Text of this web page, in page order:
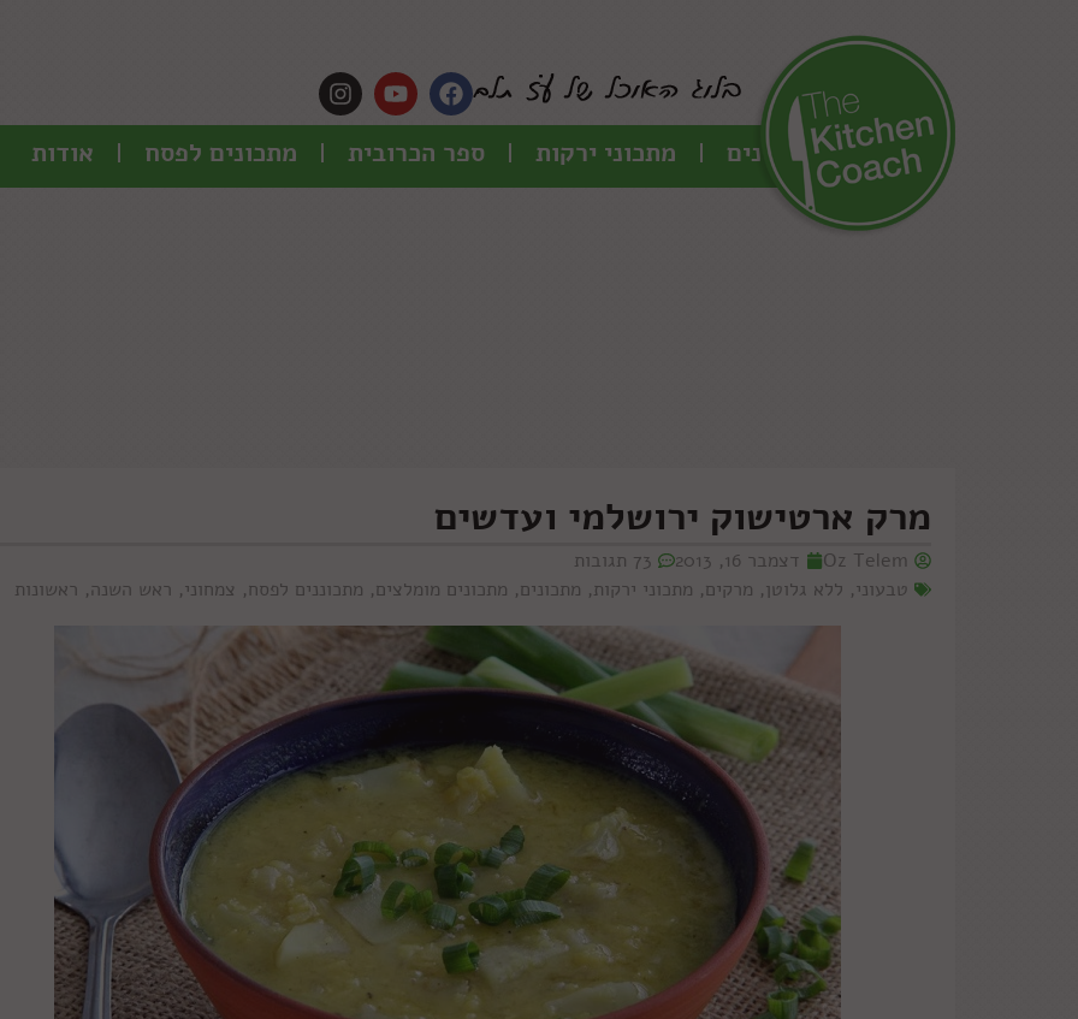
כל המתכונים מתכוני ירקות ספר הכרובית מתכונים לפסח אודות
מרק ארטישוק ירושלמי ועדשים
Oz Telem דצמבר 16, 2013
73 תגובות
טבעוני, ללא גלוטן, מרקים, מתכוני ירקות, מתכונים, מתכונים מומלצים, מתכוננים לפסח, צמחוני, ראש השנה, ראשונות